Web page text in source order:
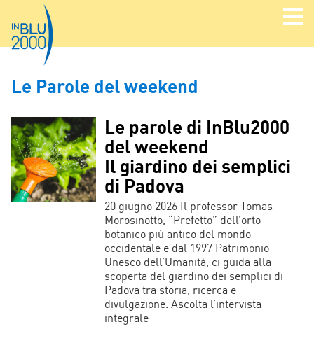
Le Parole del weekend
Le parole di InBlu2000
del weekend
Il giardino dei semplici
di Padova
20 giugno 2026 Il professor Tomas
Morosinotto, “Prefetto” dell’orto
botanico più antico del mondo
occidentale e dal 1997 Patrimonio
Unesco dell’Umanità, ci guida alla
scoperta del giardino dei semplici di
Padova tra storia, ricerca e
divulgazione. Ascolta l’intervista
integrale